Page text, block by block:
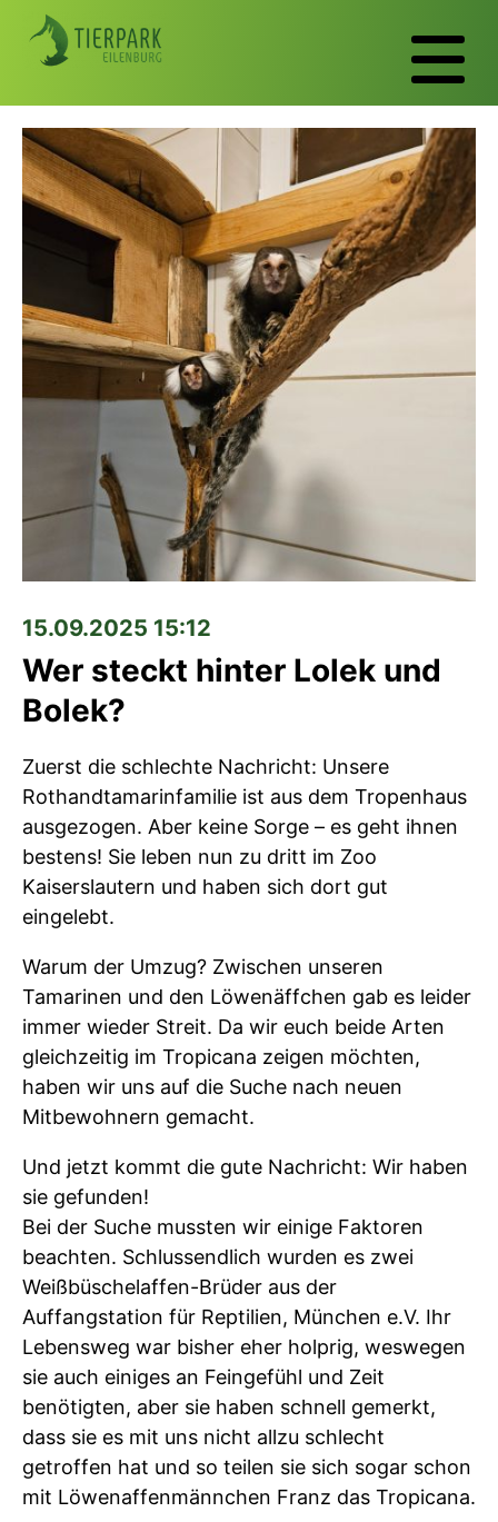
15.09.2025 15:12
Wer steckt hinter Lolek und
Bolek?
Zuerst die schlechte Nachricht: Unsere
Rothandtamarinfamilie ist aus dem Tropenhaus
ausgezogen. Aber keine Sorge – es geht ihnen
bestens! Sie leben nun zu dritt im Zoo
Kaiserslautern und haben sich dort gut
eingelebt.
Warum der Umzug? Zwischen unseren
Tamarinen und den Löwenäffchen gab es leider
immer wieder Streit. Da wir euch beide Arten
gleichzeitig im Tropicana zeigen möchten,
haben wir uns auf die Suche nach neuen
Mitbewohnern gemacht.
Und jetzt kommt die gute Nachricht: Wir haben
sie gefunden!
Bei der Suche mussten wir einige Faktoren
beachten. Schlussendlich wurden es zwei
Weißbüschelaffen-Brüder aus der
Auffangstation für Reptilien, München e.V. Ihr
Lebensweg war bisher eher holprig, weswegen
sie auch einiges an Feingefühl und Zeit
benötigten, aber sie haben schnell gemerkt,
dass sie es mit uns nicht allzu schlecht
getroffen hat und so teilen sie sich sogar schon
mit Löwenaffenmännchen Franz das Tropicana.